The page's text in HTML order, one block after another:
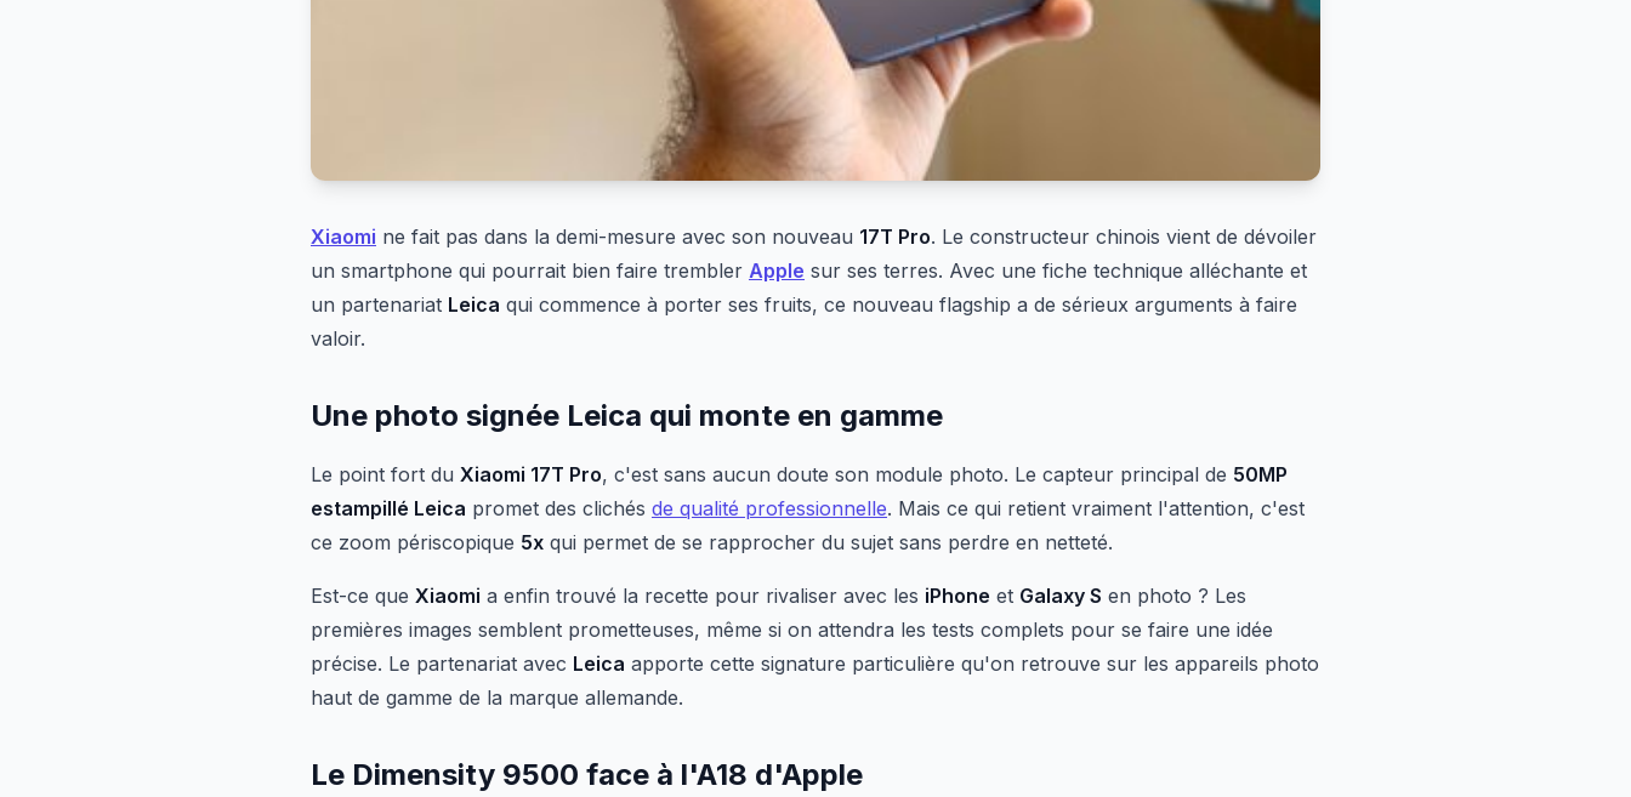
Xiaomi ne fait pas dans la demi-mesure avec son nouveau 17T Pro. Le constructeur chinois vient de dévoiler
un smartphone qui pourrait bien faire trembler Apple sur ses terres. Avec une fiche technique alléchante et
un partenariat Leica qui commence à porter ses fruits, ce nouveau flagship a de sérieux arguments à faire
valoir.
Une photo signée Leica qui monte en gamme
Le point fort du Xiaomi 17T Pro, c'est sans aucun doute son module photo. Le capteur principal de 50MP
estampillé Leica promet des clichés de qualité professionnelle. Mais ce qui retient vraiment l'attention, c'est
ce zoom périscopique 5x qui permet de se rapprocher du sujet sans perdre en netteté.
Est-ce que Xiaomi a enfin trouvé la recette pour rivaliser avec les iPhone et Galaxy S en photo ? Les
premières images semblent prometteuses, même si on attendra les tests complets pour se faire une idée
précise. Le partenariat avec Leica apporte cette signature particulière qu'on retrouve sur les appareils photo
haut de gamme de la marque allemande.
Le Dimensity 9500 face à l'A18 d'Apple